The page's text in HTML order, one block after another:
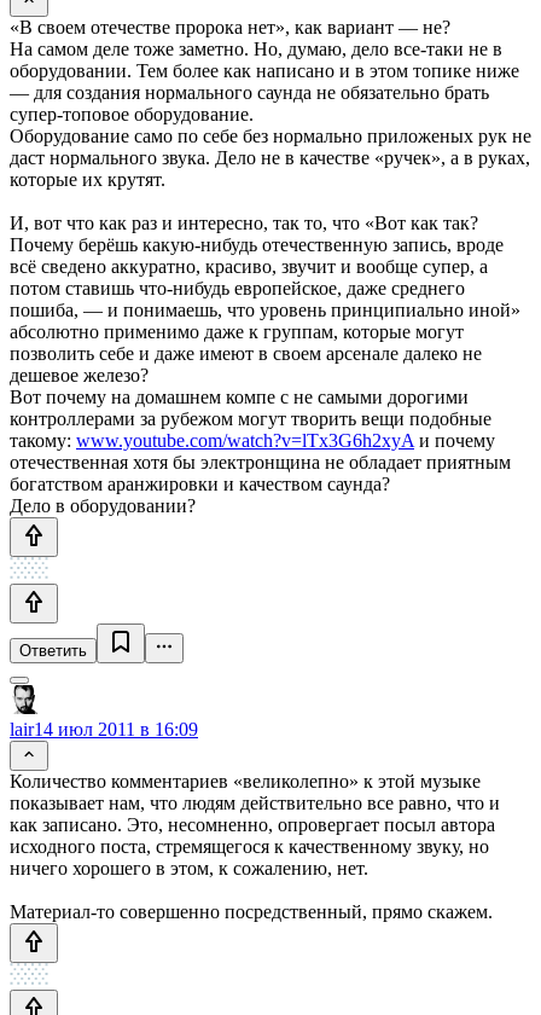
«В своем отечестве пророка нет», как вариант — не?
На самом деле тоже заметно. Но, думаю, дело все-таки не в
оборудовании. Тем более как написано и в этом топике ниже
— для создания нормального саунда не обязательно брать
супер-топовое оборудование.
Оборудование само по себе без нормально приложеных рук не
даст нормального звука. Дело не в качестве «ручек», а в руках,
которые их крутят.
И, вот что как раз и интересно, так то, что «Вот как так?
Почему берёшь какую-нибудь отечественную запись, вроде
всё сведено аккуратно, красиво, звучит и вообще супер, а
потом ставишь что-нибудь европейское, даже среднего
пошиба, — и понимаешь, что уровень принципиально иной»
абсолютно применимо даже к группам, которые могут
позволить себе и даже имеют в своем арсенале далеко не
дешевое железо?
Вот почему на домашнем компе с не самыми дорогими
контроллерами за рубежом могут творить вещи подобные
такому: www.youtube.com/watch?v=lTx3G6h2xyA и почему
отечественная хотя бы электронщина не обладает приятным
богатством аранжировки и качеством саунда?
Дело в оборудовании?
Ответить
lair14 июл 2011 в 16:09
Количество комментариев «великолепно» к этой музыке
показывает нам, что людям действительно все равно, что и
как записано. Это, несомненно, опровергает посыл автора
исходного поста, стремящегося к качественному звуку, но
ничего хорошего в этом, к сожалению, нет.
Материал-то совершенно посредственный, прямо скажем.